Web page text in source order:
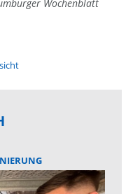
Wochenblatt